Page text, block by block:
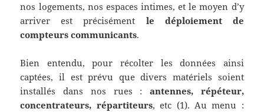
nos logements, nos espaces intimes, et le moyen d’y
arriver est précisément le déploiement de
compteurs communicants.
Bien entendu, pour récolter les données ainsi
captées, il est prévu que divers matériels soient
installés dans nos rues : antennes, répéteur,
concentrateurs, répartiteurs, etc (1). Au menu :